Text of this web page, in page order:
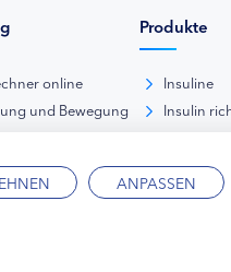
online
und Bewegung
Produkte
Insuline
Insulin
ANPASSEN